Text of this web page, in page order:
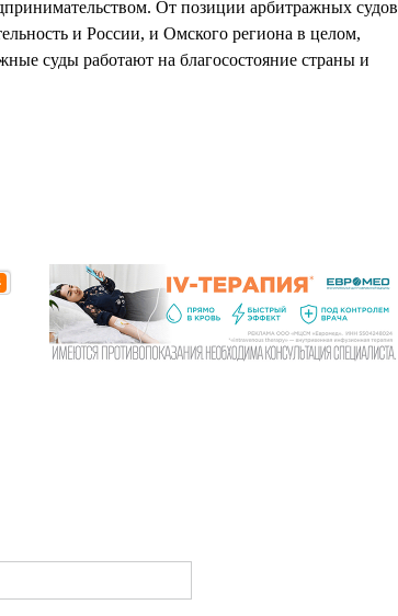
От позиции арбитражных судов
и России, и Омского региона в целом,
суды работают на благосостояние страны и